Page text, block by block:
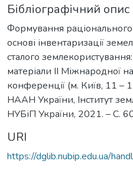
Бібліографічний опис
Формування
основі інвентаризації
сталого
матеріали IІ Міжнародної
конференції (м. Київ, 11 –
НААН України, Інститут
НУБіП України, 2021. – С.
URI
https://dglib.nubip.edu.ua/